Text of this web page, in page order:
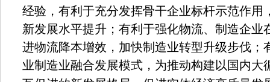
经验，有利于充分发挥骨干企业标杆示范作用
新发展水平提升；有利于强化物流、制造企业
进物流降本增效，加快制造业转型升级步伐；
业制造业融合发展模式，为推动构建以国内大